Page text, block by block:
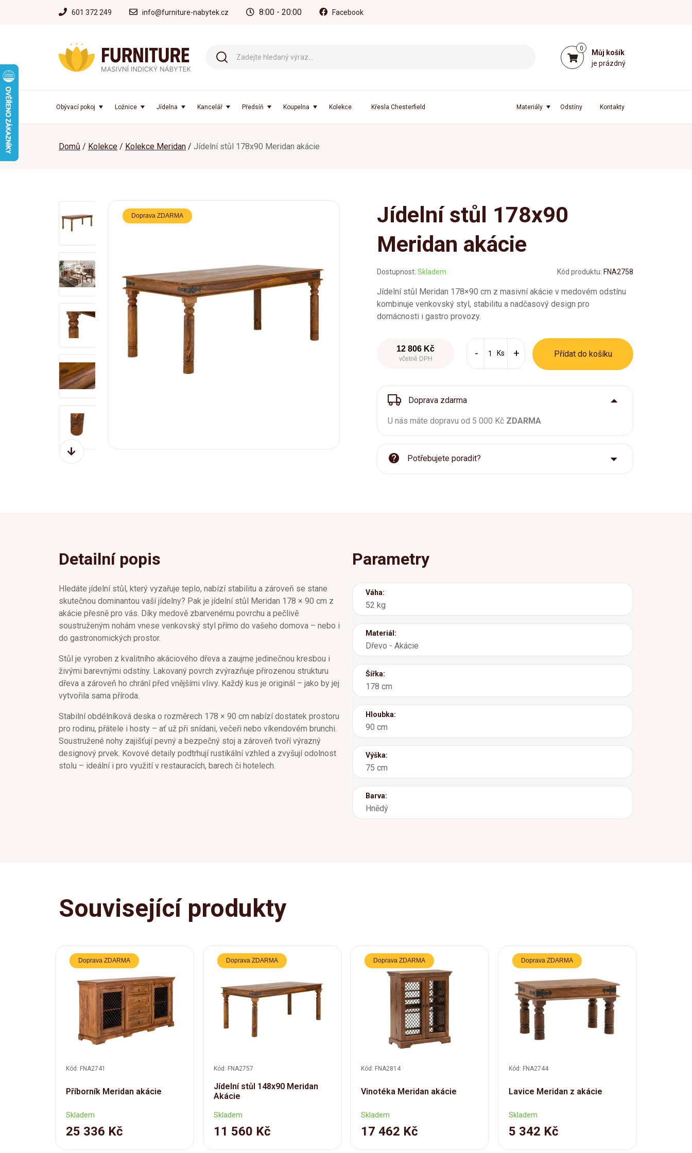
601 372 249 info@furniture-nabytek.cz 8:00 - 20:00 Facebook
0
Můj košík
je prázdný
Obývací pokoj Ložnice Jídelna Kancelář Předsíň Koupelna Kolekce Křesla Chesterfield Kontakty
Odstíny
Materiály
Domů Kolekce Kolekce Meridan Jídelní stůl 178x90 Meridan akácie
Doprava ZDARMA
Jídelní stůl 178x90
Meridan akácie
Dostupnost: Skladem Kód produktu: FNA2758
Jídelní stůl Meridan 178×90 cm z masivní akácie v medovém odstínu
kombinuje venkovský styl, stabilitu a nadčasový design pro
domácnosti i gastro provozy.
12 806 Kč
včetně DPH
Ks Přídat do košíku
Doprava zdarma
U nás máte dopravu od 5 000 Kč ZDARMA
Potřebujete poradit?
Detailní popis
Hledáte jídelní stůl, který vyzařuje teplo, nabízí stabilitu a zároveň se stane
skutečnou dominantou vaší jídelny? Pak je jídelní stůl Meridan 178 × 90 cm z
akácie přesně pro vás. Díky medově zbarvenému povrchu a pečlivě
soustruženým nohám vnese venkovský styl přímo do vašeho domova – nebo i
do gastronomických prostor.
Stůl je vyroben z kvalitního akáciového dřeva a zaujme jedinečnou kresbou i
živými barevnými odstíny. Lakovaný povrch zvýrazňuje přirozenou strukturu
dřeva a zároveň ho chrání před vnějšími vlivy. Každý kus je originál – jako by jej
vytvořila sama příroda.
Stabilní obdélníková deska o rozměrech 178 × 90 cm nabízí dostatek prostoru
pro rodinu, přátele i hosty – ať už při snídani, večeři nebo víkendovém brunchi.
Soustružené nohy zajišťují pevný a bezpečný stoj a zároveň tvoří výrazný
designový prvek. Kovové detaily podtrhují rustikální vzhled a zvyšují odolnost
stolu – ideální i pro využití v restauracích, barech či hotelech.
Parametry
Váha:
52 kg
Materiál:
Dřevo - Akácie
Šířka:
178 cm
Hloubka:
90 cm
Výška:
75 cm
Barva:
Hnědý
Související produkty
Doprava ZDARMA
Kód: FNA2741
Příborník Meridan akácie
Skladem
25 336 Kč
Doprava ZDARMA
Kód: FNA2757
Jídelní stůl 148x90 Meridan
Akácie
Skladem
11 560 Kč
Doprava ZDARMA
Kód: FNA2814
Vinotéka Meridan akácie
Skladem
17 462 Kč
Doprava ZDARMA
Kód: FNA2744
Lavice Meridan z akácie
Skladem
5 342 Kč